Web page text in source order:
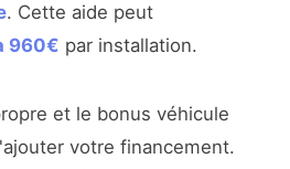
. Cette aide peut
960€ par installation.
et le bonus véhicule
votre financement.